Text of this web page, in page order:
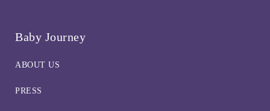
Baby Journey
ABOUT US
PRESS